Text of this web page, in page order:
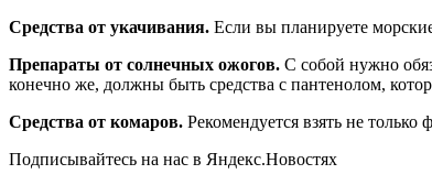
Средства от укачивания. Если вы планируете
Препараты от солнечных ожогов. С собой нужно
конечно же, должны быть средства с пантенолом,
Средства от комаров. Рекомендуется взять не
Подписывайтесь на нас в Яндекс.Новостях